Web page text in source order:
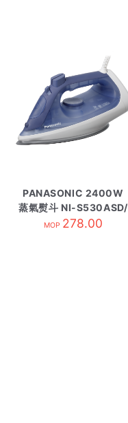
PANASONIC 2400W
蒸氣熨斗 NI-S530ASD/
藍
MOP 278.00